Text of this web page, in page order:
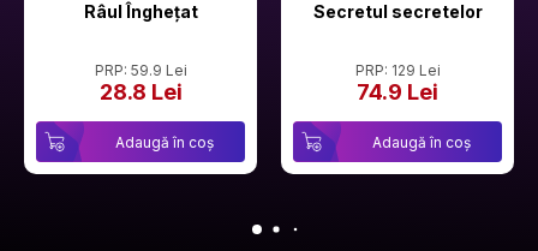
Râul Înghețat
PRP: 59.9 Lei
28.8 Lei
Adaugă în coș
Secretul secretelor
PRP: 129 Lei
74.9 Lei
Adaugă în coș